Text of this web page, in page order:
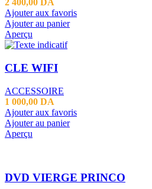
2 400,00 DA
Ajouter aux favoris
Ajouter au panier
Aperçu
CLE WIFI
ACCESSOIRE
1 000,00 DA
Ajouter aux favoris
Ajouter au panier
Aperçu
DVD VIERGE PRINCO